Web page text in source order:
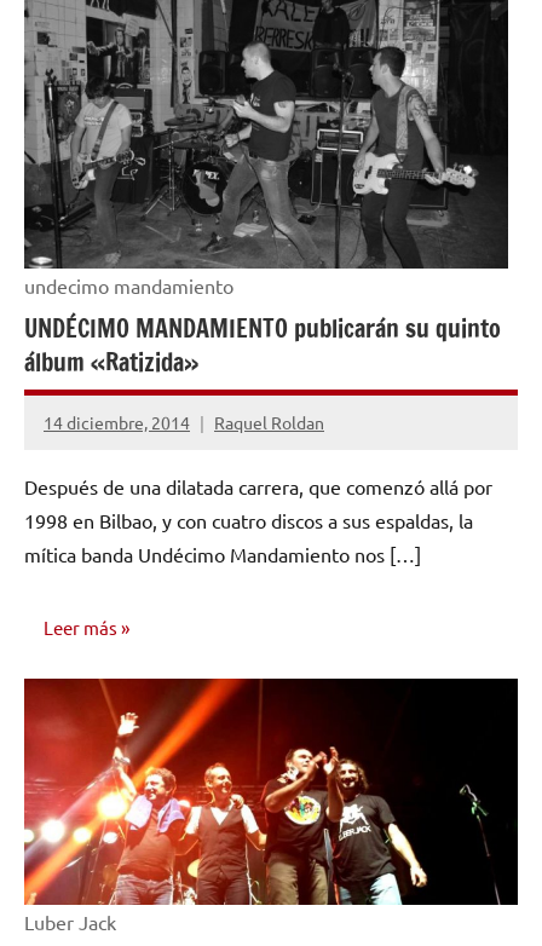
undecimo mandamiento
UNDÉCIMO MANDAMIENTO publicarán su quinto
álbum «Ratizida»
14 diciembre, 2014 Raquel Roldan
No
comentarios
Después de una dilatada carrera, que comenzó allá por
1998 en Bilbao, y con cuatro discos a sus espaldas, la
mítica banda Undécimo Mandamiento nos […]
Leer más
NOTICIAS
Luber Jack